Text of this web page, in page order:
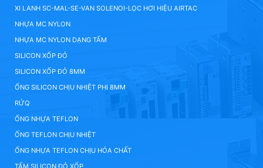
XI LANH SC-MAL-SE-VAN SOLENOI-LỌC HƠI HIỆU AIRTAC
NHỰA MC NYLON
NHỰA MC NYLON DẠNG TẤM
SILICON XỐP ĐỎ
SILICON XỐP ĐỎ 8MM
ỐNG SILICON CHỊU NHIỆT PHI 8MM
RỬQ
ỐNG NHỰA TEFLON
ỐNG TEFLON CHỊU NHIỆT
ỐNG NHỰA TEFLON CHỊU HÓA CHẤT
TẤM SILICON ĐỎ XỐP